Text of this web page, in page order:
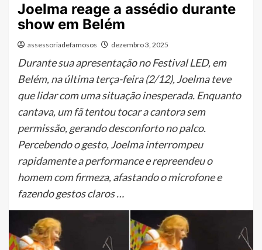
Joelma reage a assédio durante
show em Belém
assessoriadefamosos dezembro 3, 2025
Durante sua apresentação no Festival LED, em
Belém, na última terça-feira (2/12), Joelma teve
que lidar com uma situação inesperada. Enquanto
cantava, um fã tentou tocar a cantora sem
permissão, gerando desconforto no palco.
Percebendo o gesto, Joelma interrompeu
rapidamente a performance e repreendeu o
homem com firmeza, afastando o microfone e
fazendo gestos claros …